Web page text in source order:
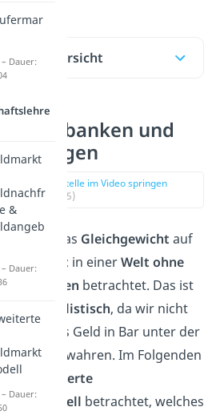
Inhaltsübersicht
und
zur Stelle im Video springen
(00:15)
wurde das Gleichgewicht auf
Geldmarkt in einerWelt ohne
betrachtet. Das ist
unrealistisch, da wir nicht
gesamtes Geld in Bar unter der
aufbewahren. Im Folgenden
das
erweiterte
betrachtet, welches
Dauer:
&
Dauer:
Dauer: